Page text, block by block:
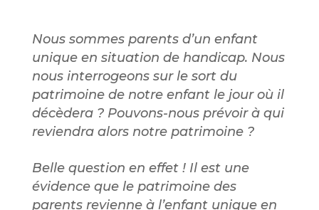
Nous sommes parents d’un enfant
unique en situation de handicap. Nous
nous interrogeons sur le sort du
patrimoine de notre enfant le jour où il
décèdera ? Pouvons-nous prévoir à qui
reviendra alors notre patrimoine ?
Belle question en effet ! Il est une
évidence que le patrimoine des
parents revienne à l’enfant unique en